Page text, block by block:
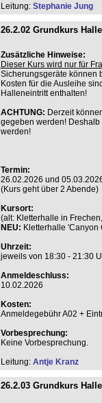
Leitung: Stephanie Jung
26.2.02 Grundkurs
Zusätzliche Hinweise:
Dieser Kurs wird nur für
Sicherungsgeräte können
Kosten für die Ausleihe sind
Halleneintritt enthalten!
ACHTUNG: Derzeit
gegeben werden!
werden!
Termin:
26.02.2026 und
(Kurs geht über 2 Abende)
Kursort:
(alt: Kletterhalle in
NEU: Kletterhalle
Uhrzeit:
jeweils von 18:30 - 21:30
Anmeldeschluss:
10.02.2026
Kosten:
Anmeldegebühr A02 +
Vorbesprechung:
Keine Vorbesprechung.
Leitung: Antje Kranz
26.2.03 Grundkurs